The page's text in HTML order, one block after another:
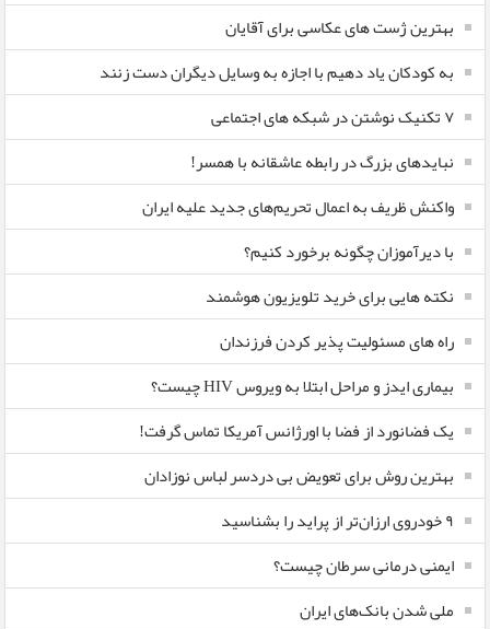
بهترین ژست های عکاسی برای آقایان
به کودکان یاد دهیم با اجازه به وسایل دیگران دست زنند
۷ تکنیک نوشتن در شبکه های اجتماعی
نبایدهای بزرگ در رابطه عاشقانه با همسر!
واکنش ظریف به اعمال تحریم‌های جدید علیه ایران
با دیرآموزان چگونه برخورد کنیم؟
نکته هایی برای خرید تلویزیون هوشمند
راه های مسئولیت پذیر کردن فرزندان
بیماری ایدز و مراحل ابتلا به ویروس HIV چیست؟
یک فضانورد از فضا با اورژانس آمریکا تماس گرفت!
بهترین روش برای تعویض بی دردسر لباس نوزادان
٩ خودروی ارزان‌تر از پراید را بشناسید
ایمنی درمانی سرطان چیست؟
ملی شدن بانک‌های ایران